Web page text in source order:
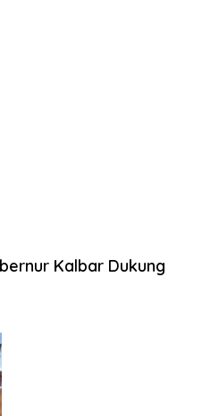
Kalbar Dukung